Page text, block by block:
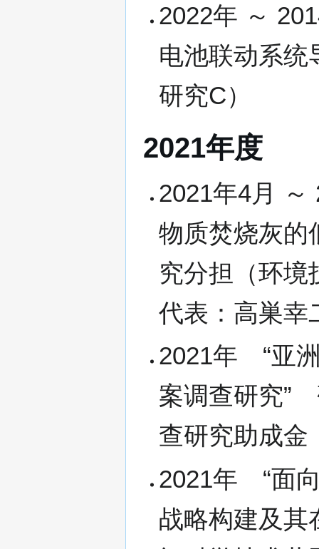
2022年 ～
电池联动系
研究C）
2021年度
2021年4月
物质焚烧灰
究分担（环境
代表：高巣幸
2021年 “亚
案调查研究”
查研究助成金
2021年 “面
战略构建及